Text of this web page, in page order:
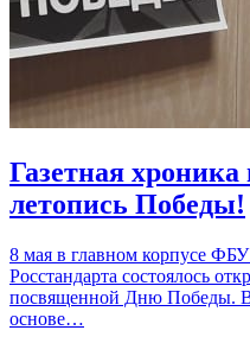
Газетная
летопись Победы!
8 мая в главном корпусе
Росстандарта состоялось
посвященной Дню Победы.
основе…